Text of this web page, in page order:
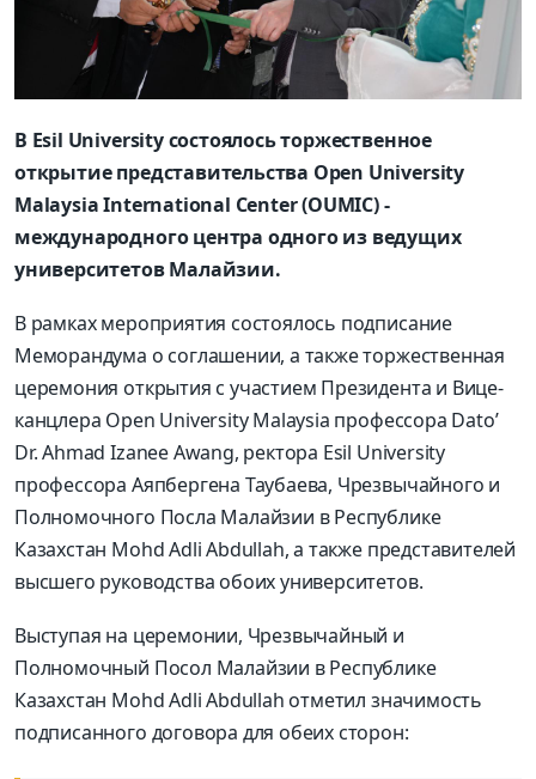
В Esil University состоялось торжественное
открытие представительства Open University
Malaysia International Center (OUMIC) -
международного центра одного из ведущих
университетов Малайзии.
В рамках мероприятия состоялось подписание
Меморандума о соглашении, а также торжественная
церемония открытия с участием Президента и Вице-
канцлера Open University Malaysia профессора Dato’
Dr. Ahmad Izanee Awang, ректора Esil University
профессора Аяпбергена Таубаева, Чрезвычайного и
Полномочного Посла Малайзии в Республике
Казахстан Mohd Adli Abdullah, а также представителей
высшего руководства обоих университетов.
Выступая на церемонии, Чрезвычайный и
Полномочный Посол Малайзии в Республике
Казахстан Mohd Adli Abdullah отметил значимость
подписанного договора для обеих сторон: